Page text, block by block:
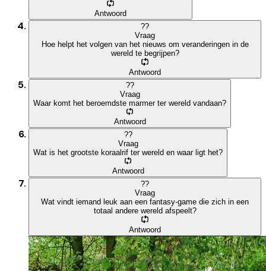
Antwoord
??
Vraag
Hoe helpt het volgen van het nieuws om veranderingen in de
wereld te begrijpen?
Antwoord
??
Vraag
Waar komt het beroemdste marmer ter wereld vandaan?
Antwoord
??
Vraag
Wat is het grootste koraalrif ter wereld en waar ligt het?
Antwoord
??
Vraag
Wat vindt iemand leuk aan een fantasy-game die zich in een
totaal andere wereld afspeelt?
Antwoord